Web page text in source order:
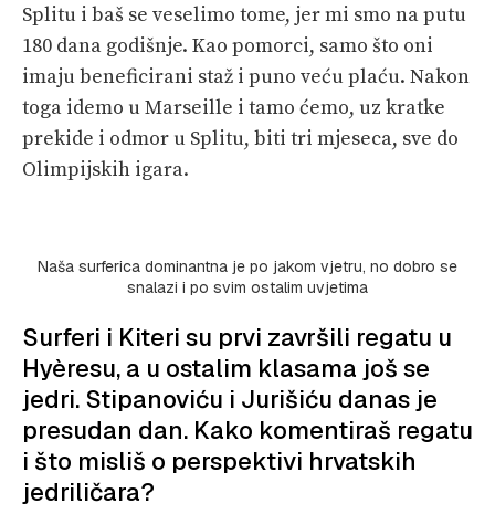
Splitu i baš se veselimo tome, jer mi smo na putu
180 dana godišnje. Kao pomorci, samo što oni
imaju beneficirani staž i puno veću plaću. Nakon
toga idemo u Marseille i tamo ćemo, uz kratke
prekide i odmor u Splitu, biti tri mjeseca, sve do
Olimpijskih igara.
Naša surferica dominantna je po jakom vjetru, no dobro se
snalazi i po svim ostalim uvjetima
Surferi i Kiteri su prvi završili regatu u
Hyèresu, a u ostalim klasama još se
jedri. Stipanoviću i Jurišiću danas je
presudan dan. Kako komentiraš regatu
i što misliš o perspektivi hrvatskih
jedriličara?